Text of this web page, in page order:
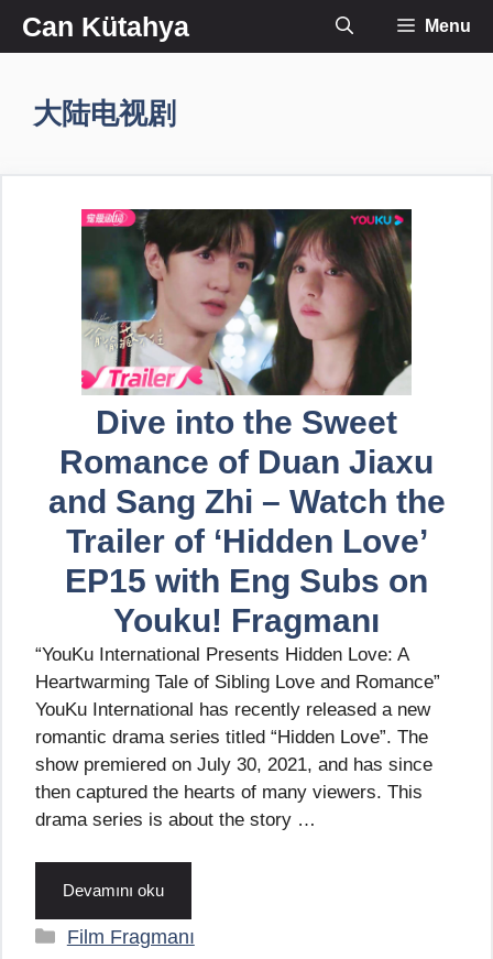
İçeriğe
atlaCan Kütahya Menu
大陆电视剧
Dive into the Sweet
Romance of Duan Jiaxu
and Sang Zhi – Watch the
Trailer of ‘Hidden Love’
EP15 with Eng Subs on
Youku! Fragmanı
“YouKu International Presents Hidden Love: A
Heartwarming Tale of Sibling Love and Romance”
YouKu International has recently released a new
romantic drama series titled “Hidden Love”. The
show premiered on July 30, 2021, and has since
then captured the hearts of many viewers. This
drama series is about the story …
Devamını oku
Kategoriler
Film Fragmanı